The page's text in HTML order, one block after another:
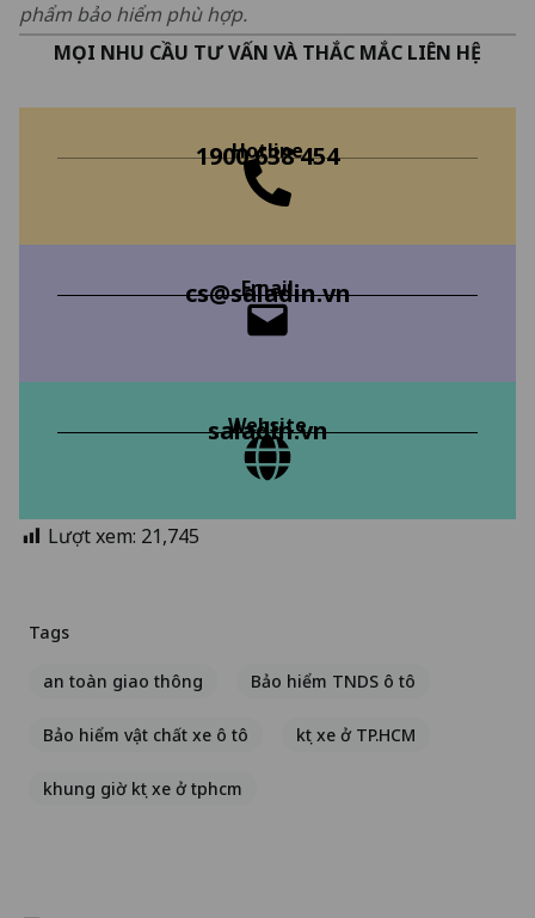
phẩm bảo hiểm phù hợp.
MỌI NHU CẦU TƯ VẤN VÀ THẮC MẮC LIÊN HỆ
Hotline
1900 638 454
Email
cs@saladin.vn
Website
saladin.vn
Lượt xem: 21,745
Tags
an toàn giao thông Bảo hiểm TNDS ô tô
Bảo hiểm vật chất xe ô tô kẹt xe ở TP.HCM
khung giờ kẹt xe ở tphcm